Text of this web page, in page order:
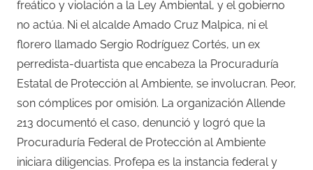
freático y violación a la Ley Ambiental, y el gobierno
no actúa. Ni el alcalde Amado Cruz Malpica, ni el
florero llamado Sergio Rodríguez Cortés, un ex
perredista-duartista que encabeza la Procuraduría
Estatal de Protección al Ambiente, se involucran. Peor,
son cómplices por omisión. La organización Allende
213 documentó el caso, denunció y logró que la
Procuraduría Federal de Protección al Ambiente
iniciara diligencias. Profepa es la instancia federal y